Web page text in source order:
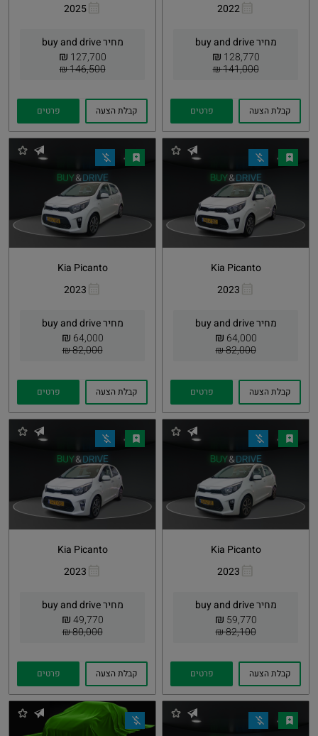
2022
מחיר buy and drive
128,770
₪
141,000 ₪
Whatsapp
קבלת הצעה פרטים
2025
מחיר buy and drive
127,700
₪
146,500 ₪
Whatsapp
קבלת הצעה פרטים
Kia Picanto
2023
מחיר buy and drive
64,000
₪
82,000 ₪
Whatsapp
קבלת הצעה פרטים
Kia Picanto
2023
מחיר buy and drive
64,000
₪
82,000 ₪
Whatsapp
קבלת הצעה פרטים
Kia Picanto
2023
מחיר buy and drive
59,770
₪
82,100 ₪
Whatsapp
קבלת הצעה פרטים
Kia Picanto
2023
מחיר buy and drive
49,770
₪
80,000 ₪
Whatsapp
קבלת הצעה פרטים